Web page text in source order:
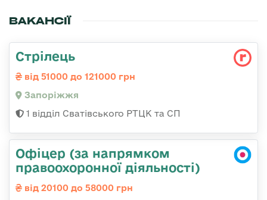
ВАКАНСІЇ
Стрілець
від 51000 до 121000 грн
Запоріжжя
1 відділ Сватівського РТЦК та СП
Офіцер (за напрямком
правоохоронної діяльності)
від 20100 до 58000 грн